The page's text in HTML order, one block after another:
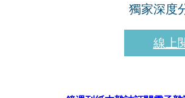
獨家深度
線上